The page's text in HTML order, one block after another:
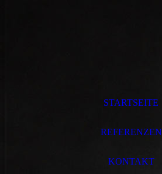
STARTSEITE
REFERENZEN
KONTAKT